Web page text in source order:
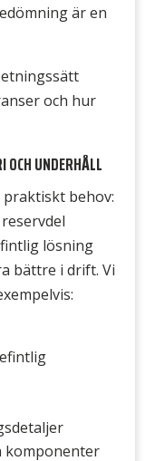
är en
och hur
UNDERHÅLL
behov:
lösning
bättre i drift. Vi
komponenter